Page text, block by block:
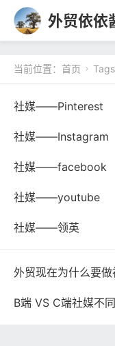
外贸依依
当前位置： 首页 
社媒——Pinterest
社媒——Instagram
社媒——facebook
社媒——youtube
社媒——领英
外贸现在为什么要做
B端 VS C端社媒不